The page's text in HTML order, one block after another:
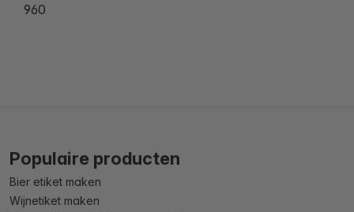
960
Populaire producten
Bier etiket maken
Wijnetiket maken